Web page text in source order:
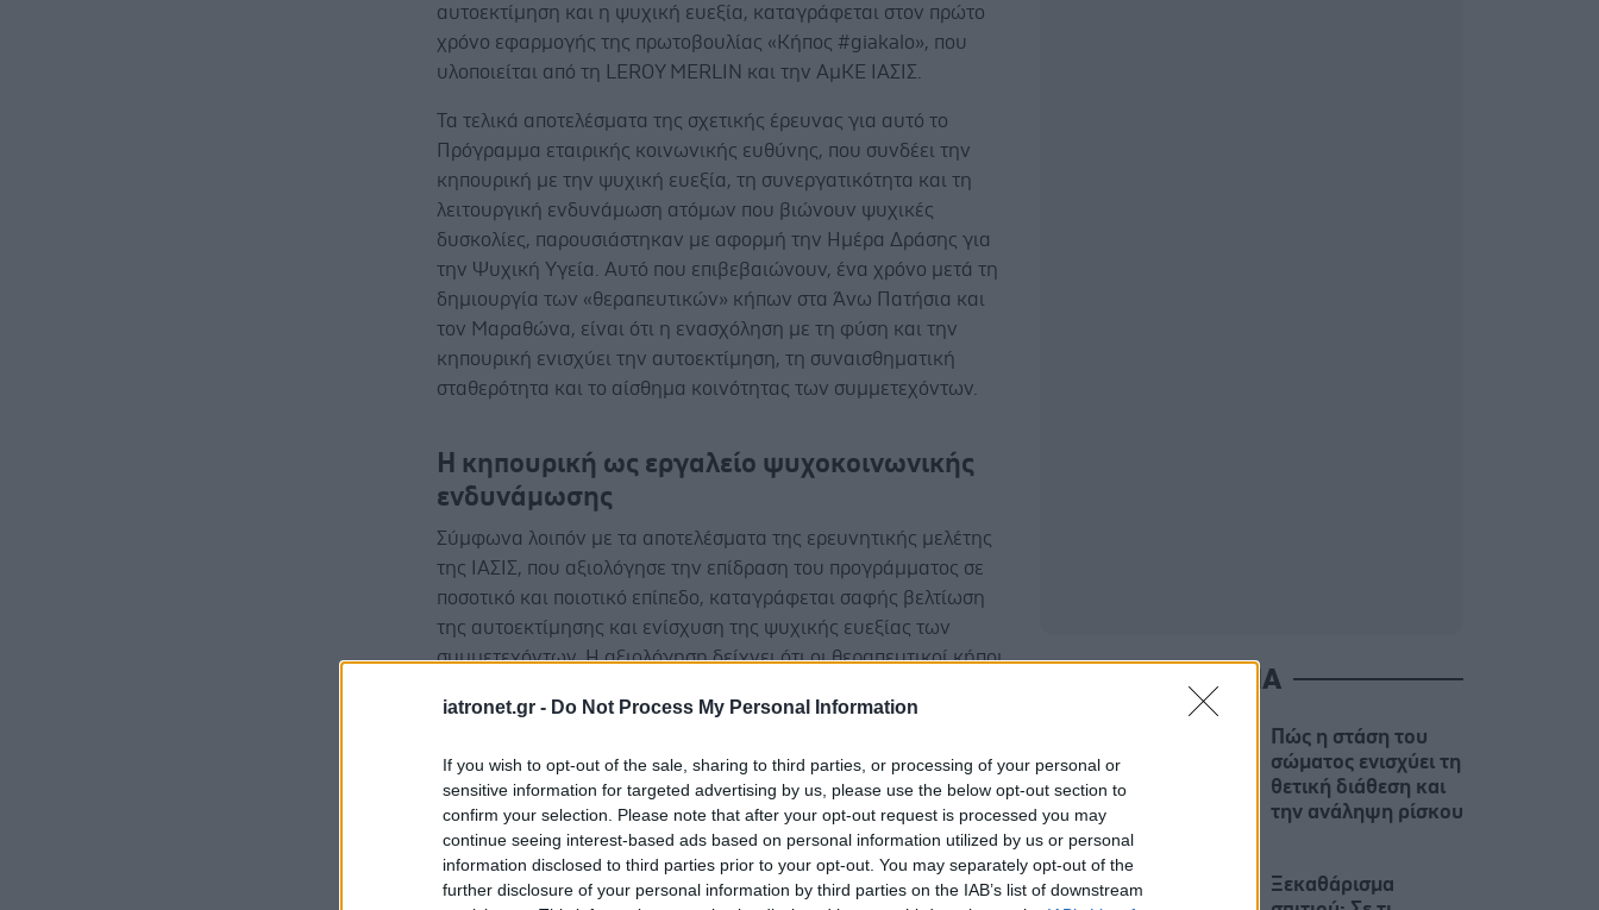
iatronet.gr - Do Not Process My Personal Information
If you wish to opt-out of the sale, sharing to third parties, or processing of your personal or
sensitive information for targeted advertising by us, please use the below opt-out section to
confirm your selection. Please note that after your opt-out request is processed you may
continue seeing interest-based ads based on personal information utilized by us or personal
information disclosed to third parties prior to your opt-out. You may separately opt-out of the
further disclosure of your personal information by third parties on the IAB’s list of downstream
αυτοεκτίμηση και η ψυχική ευεξία, καταγράφεται στον πρώτο
χρόνο εφαρμογής της πρωτοβουλίας «Κήπος #giakalo», που
υλοποιείται από τη LEROY MERLIN και την ΑμΚΕ ΙΑΣΙΣ.
Τα τελικά αποτελέσματα της σχετικής έρευνας για αυτό το
Πρόγραμμα εταιρικής κοινωνικής ευθύνης, που συνδέει την
κηπουρική με την ψυχική ευεξία, τη συνεργατικότητα και τη
λειτουργική ενδυνάμωση ατόμων που βιώνουν ψυχικές
δυσκολίες, παρουσιάστηκαν με αφορμή την Ημέρα Δράσης για
την Ψυχική Υγεία. Αυτό που επιβεβαιώνουν, ένα χρόνο μετά τη
δημιουργία των «θεραπευτικών» κήπων στα Άνω Πατήσια και
τον Μαραθώνα, είναι ότι η ενασχόληση με τη φύση και την
κηπουρική ενισχύει την αυτοεκτίμηση, τη συναισθηματική
σταθερότητα και το αίσθημα κοινότητας των συμμετεχόντων.
Η κηπουρική ως εργαλείο ψυχοκοινωνικής
ενδυνάμωσης
Σύμφωνα λοιπόν με τα αποτελέσματα της ερευνητικής μελέτης
της ΙΑΣΙΣ, που αξιολόγησε την επίδραση του προγράμματος σε
ποσοτικό και ποιοτικό επίπεδο, καταγράφεται σαφής βελτίωση
της αυτοεκτίμησης και ενίσχυση της ψυχικής ευεξίας των
συμμετεχόντων. Η αξιολόγηση δείχνει ότι οι θεραπευτικοί κήποι
αλλά ως καθημερινά υποστηρικτικά περιβάλλοντα που
αλληλεπίδραση και την αίσθηση συμμετοχής των ωφελούμενων.
Πιο συγκεκριμένα:
Ενίσχυση Αυτοεκτίμησης: 6 στους 10 συμμετέχοντες
παρουσίασαν βελτίωση στη συνολική αυτοεκτίμηση μετά τη
ΔΙΑΒΑΣΤΕ ΑΚΟΜΑ
Πώς η στάση του
σώματος ενισχύει τη
θετική διάθεση και
την ανάληψη ρίσκου
Ξεκαθάρισμα